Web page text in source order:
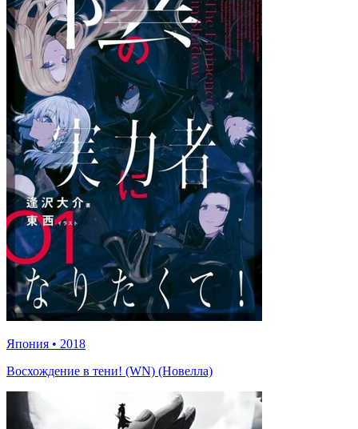
Япония • 2018
Восхождение в тени! (WN) (Новелла)